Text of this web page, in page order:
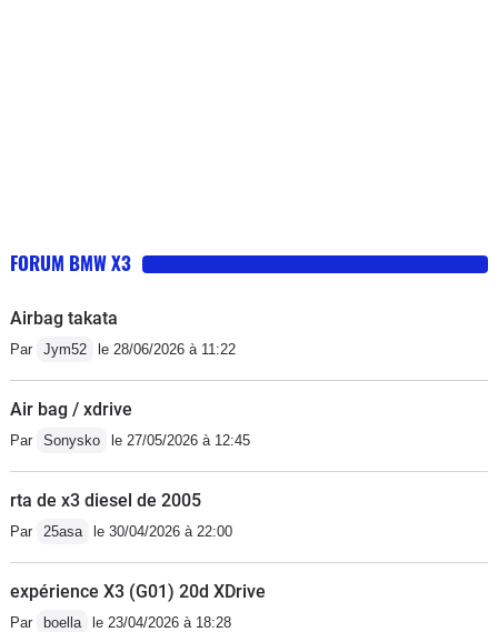
FORUM BMW X3
Airbag takata
Par Jym52 le 28/06/2026 à 11:22
Air bag / xdrive
Par Sonysko le 27/05/2026 à 12:45
rta de x3 diesel de 2005
Par 25asa le 30/04/2026 à 22:00
expérience X3 (G01) 20d XDrive
Par boella le 23/04/2026 à 18:28